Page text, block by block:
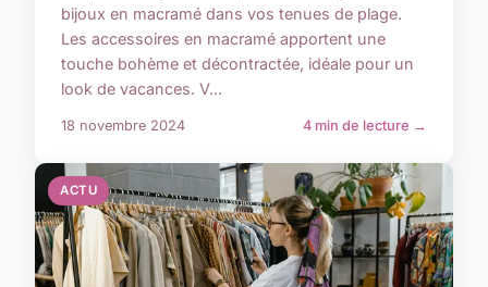
bijoux en macramé dans vos tenues de plage.
Les accessoires en macramé apportent une
touche bohème et décontractée, idéale pour un
look de vacances. V...
18 novembre 2024 4 min de lecture →
ACTU